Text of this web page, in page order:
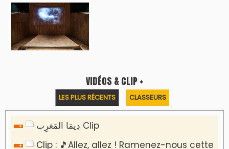
VIDÉOS & CLIP +
LES PLUS RÉCENTS CLASSEURS
دِيمَا المَغرِب Clip
Clip : 🎵Allez, allez ! Ramenez-nous cette